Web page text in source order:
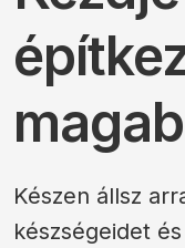
Készen állsz
készségeidet